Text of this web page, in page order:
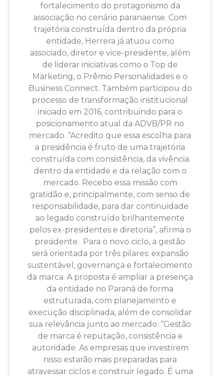
fortalecimento do protagonismo da
associação no cenário paranaense. Com
trajetória construída dentro da própria
entidade, Herrera já atuou como
associado, diretor e vice-presidente, além
de liderar iniciativas como o Top de
Marketing, o Prêmio Personalidades e o
Business Connect. Também participou do
processo de transformação institucional
iniciado em 2016, contribuindo para o
posicionamento atual da ADVB/PR no
mercado. “Acredito que essa escolha para
a presidência é fruto de uma trajetória
construída com consistência, da vivência
dentro da entidade e da relação com o
mercado. Recebo essa missão com
gratidão e, principalmente, com senso de
responsabilidade, para dar continuidade
ao legado construído brilhantemente
pelos ex-presidentes e diretoria”, afirma o
presidente. Para o novo ciclo, a gestão
será orientada por três pilares: expansão
sustentável, governança e fortalecimento
da marca. A proposta é ampliar a presença
da entidade no Paraná de forma
estruturada, com planejamento e
execução disciplinada, além de consolidar
sua relevância junto ao mercado. “Gestão
de marca é reputação, consistência e
autoridade. As empresas que investirem
nisso estarão mais preparadas para
atravessar ciclos e construir legado. É uma